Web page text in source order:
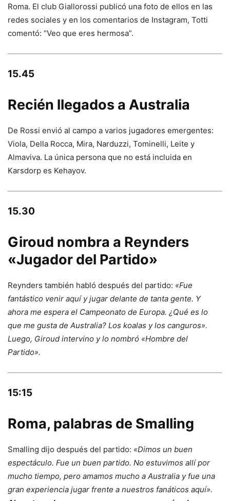
Roma. El club Giallorossi publicó una foto de ellos en las
redes sociales y en los comentarios de Instagram, Totti
comentó: “Veo que eres hermosa”.
15.45
Recién llegados a Australia
De Rossi envió al campo a varios jugadores emergentes:
Viola, Della Rocca, Mira, Narduzzi, Tominelli, Leite y
Almaviva. La única persona que no está incluida en
Karsdorp es Kehayov.
15.30
Giroud nombra a Reynders
«Jugador del Partido»
Reynders también habló después del partido: «Fue
fantástico venir aquí y jugar delante de tanta gente. Y
ahora me espera el Campeonato de Europa. ¿Qué es lo
que me gusta de Australia? Los koalas y los canguros».
Luego, Giroud intervino y lo nombró «Hombre del
Partido».
15:15
Roma, palabras de Smalling
Smalling dijo después del partido: «Dimos un buen
espectáculo. Fue un buen partido. No estuvimos allí por
mucho tiempo, pero amamos mucho a Australia y fue una
gran experiencia jugar frente a nuestros fanáticos aquí».